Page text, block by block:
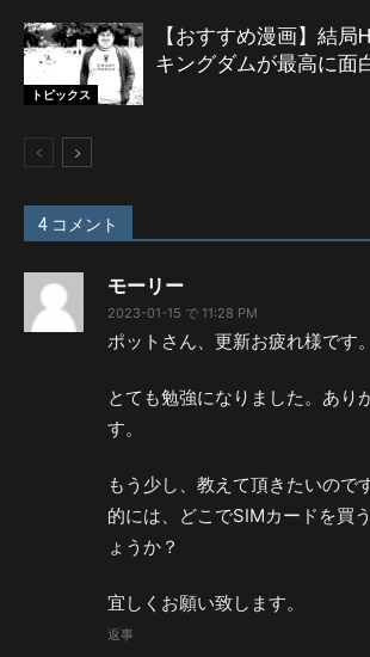
トピックス
【おすすめ漫画】結局
キングダムが最高に面
4 コメント
モーリー
2023-01-15 で 11:28 PM
ポットさん、更新お疲れ様です。
とても勉強になりました。あり
す。
もう少し、教えて頂きたいので
的には、どこでSIMカードを買
ょうか？
宜しくお願い致します。
返事